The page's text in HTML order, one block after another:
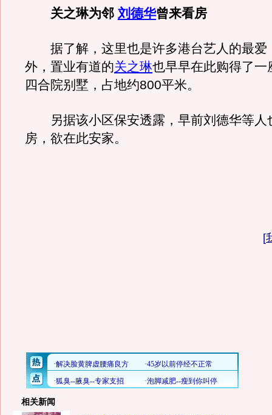
关之琳为邻 刘德华曾来看房
据了解，这里也是许多港台艺人的最爱
外，置业有道的关之琳也早早在此购得了一
四合院别墅，占地约800平米。
另据该小区保安透露，早前刘德华等人
房，欲在此安家。
[
相关新闻